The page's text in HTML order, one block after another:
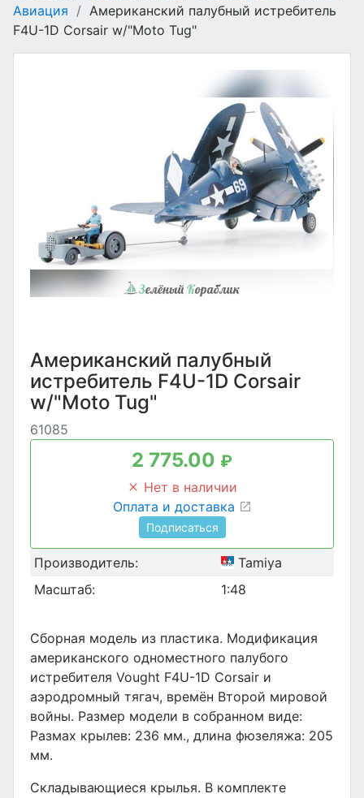
Авиация / Американский палубный истребитель
F4U-1D Corsair w/"Moto Tug"
Американский палубный
истребитель F4U-1D Corsair
w/"Moto Tug"
61085
2 775.00 ₽
Нет в наличии
Оплата и доставка
Подписаться
Производитель:
Tamiya
Масштаб:
1:48
Сборная модель из пластика. Модификация
американского одноместного палубого
истребителя Vought F4U-1D Corsair и
аэродромный тягач, времён Второй мировой
войны. Размер модели в собранном виде:
Размах крылев: 236 мм., длина фюзеляжа: 205
мм.
Складывающиеся крылья. В комплекте